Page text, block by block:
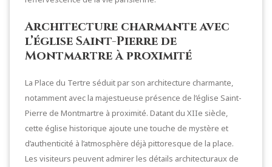
Architecture charmante avec
l’église Saint-Pierre de
Montmartre à proximité
La Place du Tertre séduit par son architecture charmante,
notamment avec la majestueuse présence de l’église Saint-
Pierre de Montmartre à proximité. Datant du XIIe siècle,
cette église historique ajoute une touche de mystère et
d’authenticité à l’atmosphère déjà pittoresque de la place.
Les visiteurs peuvent admirer les détails architecturaux de